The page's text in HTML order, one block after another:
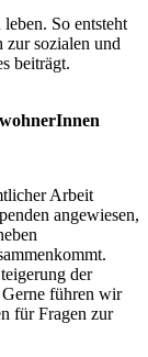
So entsteht
sozialen und
beiträgt.
Arbeit
angewiesen,
der
führen wir
für Fragen zur